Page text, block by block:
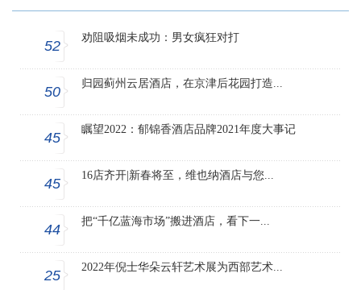
52
劝阻吸烟未成功：男女疯狂对打
50
归园蓟州云居酒店，在京津后花园打造...
45
瞩望2022：郁锦香酒店品牌2021年度大事记
45
16店齐开|新春将至，维也纳酒店与您...
44
把“千亿蓝海市场”搬进酒店，看下一...
25
2022年倪士华朵云轩艺术展为西部艺术...